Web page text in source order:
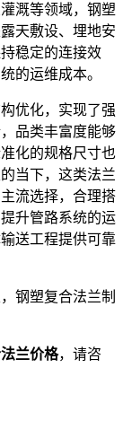
溉等领域，钢塑
天敷设、埋地安
稳定的连接效
的运维成本。
优化，实现了强
品类丰富度能够
化的规格尺寸也
当下，这类法兰
流选择，合理搭
升管路系统的运
送工程提供可靠
钢塑复合法兰制
兰价格，请咨